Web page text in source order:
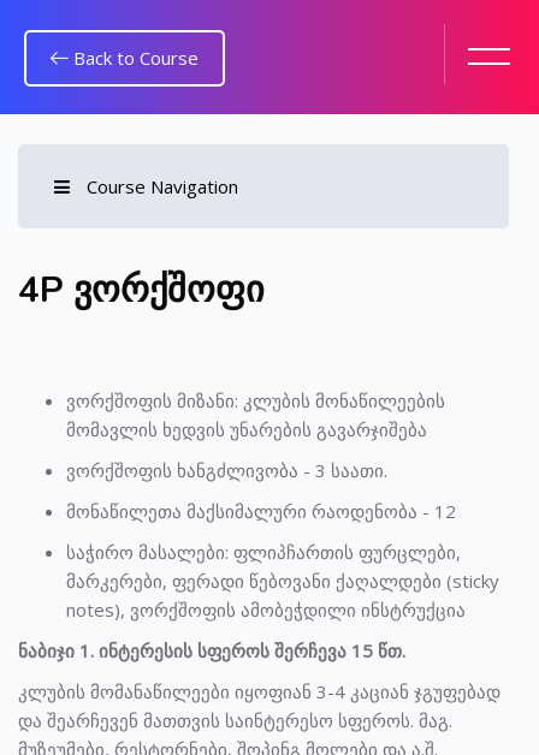
Back to Course
Course Navigation
გადადი მთავარ შინაარსზე
4P ვორქშოფი
ვორქშოფის მიზანი: კლუბის მონაწილეების
მომავლის ხედვის უნარების გავარჯიშება
ვორქშოფის ხანგძლივობა - 3 საათი.
მონაწილეთა მაქსიმალური რაოდენობა - 12
საჭირო მასალები: ფლიპჩართის ფურცლები,
მარკერები, ფერადი წებოვანი ქაღალდები (sticky
notes), ვორქშოფის ამობეჭდილი ინსტრუქცია
ნაბიჯი 1. ინტერესის სფეროს შერჩევა 15 წთ.
კლუბის მომანაწილეები იყოფიან 3-4 კაციან ჯგუფებად
და შეარჩევენ მათთვის საინტერესო სფეროს. მაგ.
მუზეუმები, რესტორნები, შოპინგ მოლები და ა.შ.